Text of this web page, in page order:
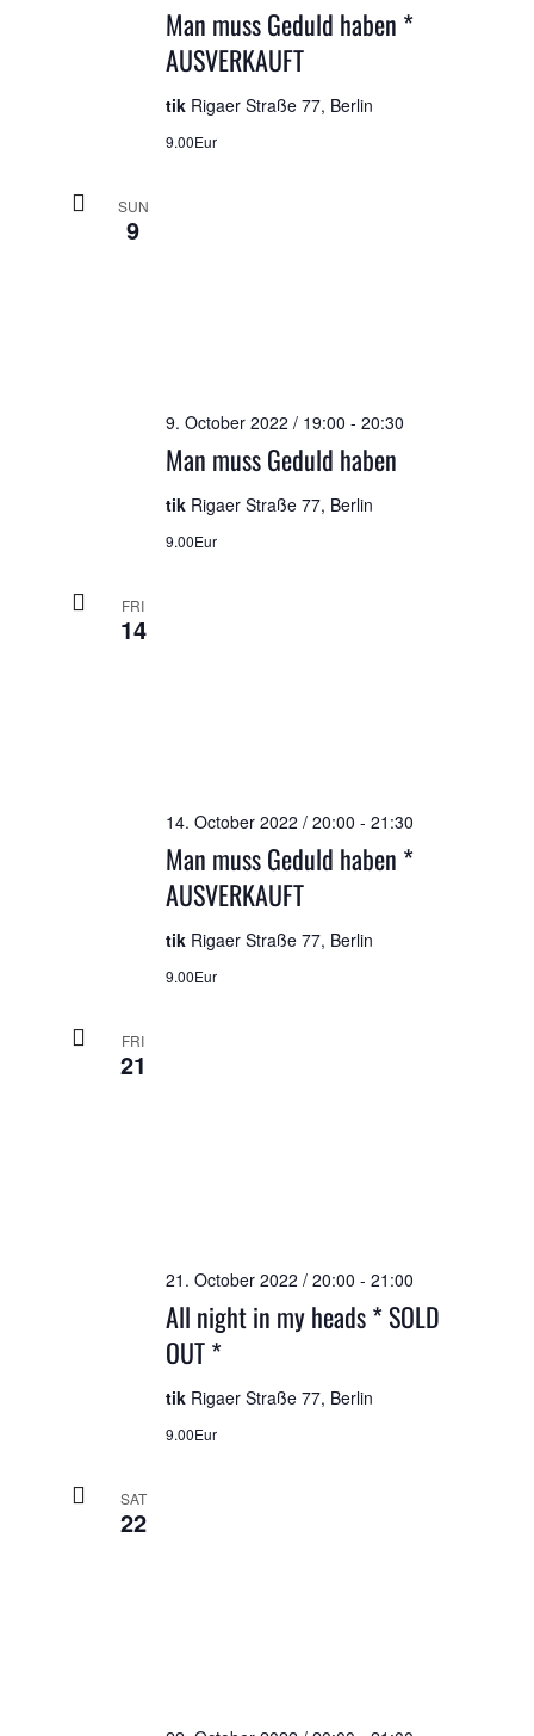
Man muss Geduld haben *
AUSVERKAUFT
tik Rigaer Straße 77, Berlin
9.00Eur
SUN
9
Man muss Geduld haben
9. October 2022 / 19:00 - 20:30
tik Rigaer Straße 77, Berlin
9.00Eur
FRI
14
Man muss Geduld haben *
AUSVERKAUFT
14. October 2022 / 20:00 - 21:30
tik Rigaer Straße 77, Berlin
9.00Eur
FRI
21
All night in my heads * SOLD
OUT *
21. October 2022 / 20:00 - 21:00
tik Rigaer Straße 77, Berlin
9.00Eur
SAT
22